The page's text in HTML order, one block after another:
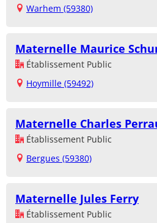
Warhem (59380)
Maternelle Maurice
Établissement Public
Hoymille (59492)
Maternelle Charles
Établissement Public
Bergues (59380)
Maternelle Jules Ferry
Établissement Public